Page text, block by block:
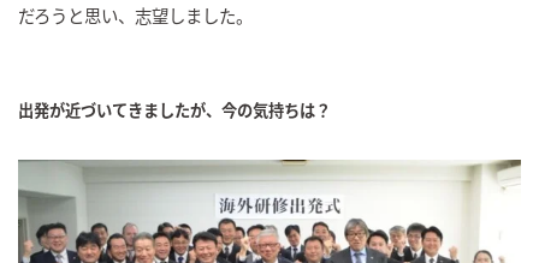
だろうと思い、志望しました。
出発が近づいてきましたが、今の気持ちは？